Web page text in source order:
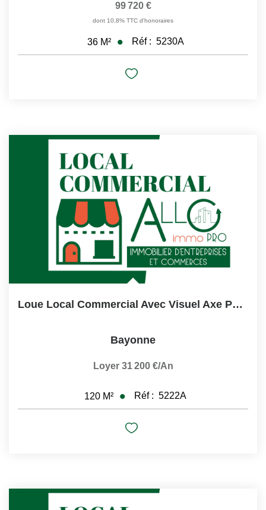
99 720 €
dont 10,8% TTC d'honoraires
36 M² Réf : 5230A
Loue Local Commercial Avec Visuel Axe Passant BAYONNE
Bayonne
Loyer 31 200 €/an
120 M² Réf : 5222A